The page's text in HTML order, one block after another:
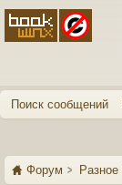
Поиск сообщений
Форум Разное